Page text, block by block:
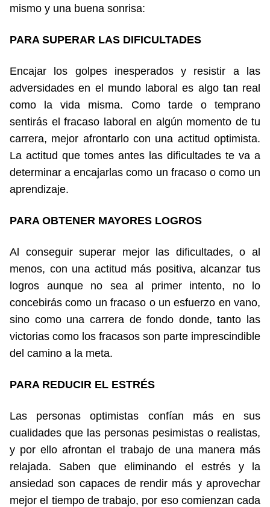
mismo y una buena sonrisa:
PARA SUPERAR LAS DIFICULTADES
Encajar los golpes inesperados y resistir a las
adversidades en el mundo laboral es algo tan real
como la vida misma. Como tarde o temprano
sentirás el fracaso laboral en algún momento de tu
carrera, mejor afrontarlo con una actitud optimista.
La actitud que tomes antes las dificultades te va a
determinar a encajarlas como un fracaso o como un
aprendizaje.
PARA OBTENER MAYORES LOGROS
Al conseguir superar mejor las dificultades, o al
menos, con una actitud más positiva, alcanzar tus
logros aunque no sea al primer intento, no lo
concebirás como un fracaso o un esfuerzo en vano,
sino como una carrera de fondo donde, tanto las
victorias como los fracasos son parte imprescindible
del camino a la meta.
PARA REDUCIR EL ESTRÉS
Las personas optimistas confían más en sus
cualidades que las personas pesimistas o realistas,
y por ello afrontan el trabajo de una manera más
relajada. Saben que eliminando el estrés y la
ansiedad son capaces de rendir más y aprovechar
mejor el tiempo de trabajo, por eso comienzan cada